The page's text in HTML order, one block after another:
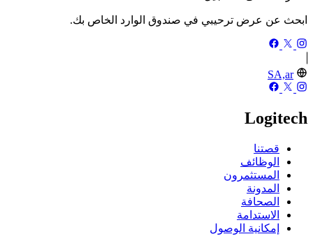
ابحث عن عرض ترحيبي في صندوق الوارد الخاص بك.
SA,ar
Logitech
قصتنا
الوظائف
المستثمرون
المدونة
الصحافة
الاستدامة
إمكانية الوصول